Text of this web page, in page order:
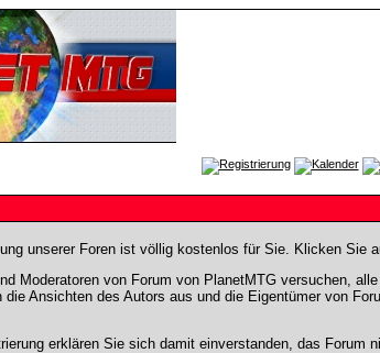
unserer Foren ist völlig kostenlos für Sie. Klicken Sie
Moderatoren von Forum von PlanetMTG versuchen,
die Ansichten des Autors aus und die Eigentümer von
erklären Sie sich damit einverstanden, das